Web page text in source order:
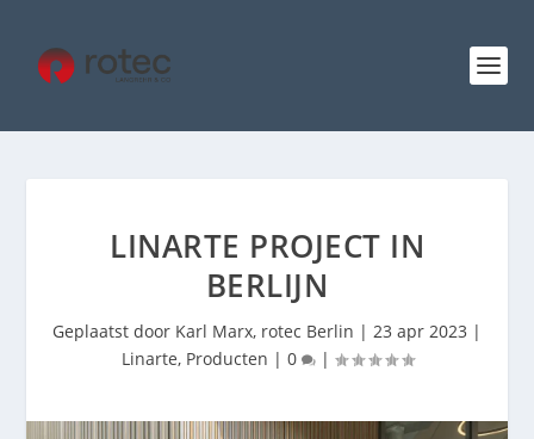
LINARTE PROJECT IN
BERLIJN
Geplaatst door Karl Marx, rotec Berlin | 23 apr 2023 |
Linarte, Producten | 0 |